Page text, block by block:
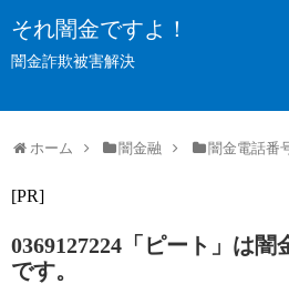
それ闇金ですよ！
闇金詐欺被害解決
ホーム 闇金融 闇金電話番
[PR]
0369127224「ピート」は
です。